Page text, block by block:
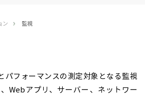
ン 監視
パフォーマンスの測定対象となる監視
Webアプリ、サーバー、ネットワー